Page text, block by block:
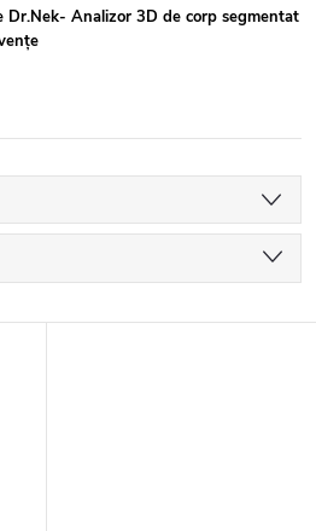
Dr.Nek- Analizor 3D de corp segmentat